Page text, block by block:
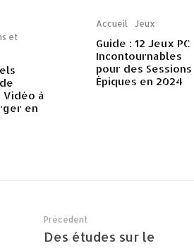
et
Vidéo à
en
Accueil Jeux
Guide : 12 Jeux PC
Incontournables
pour des Sessions
Épiques en 2024
Précédent
Des études sur le